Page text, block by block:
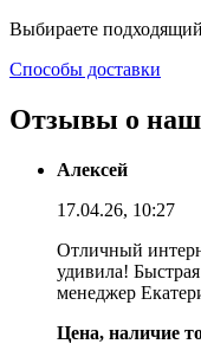
Выбираете
Способы доставки
Отзывы о
Алексей
17.04.26, 10:27
Отличный
удивила!
менеджер
Цена, наличие